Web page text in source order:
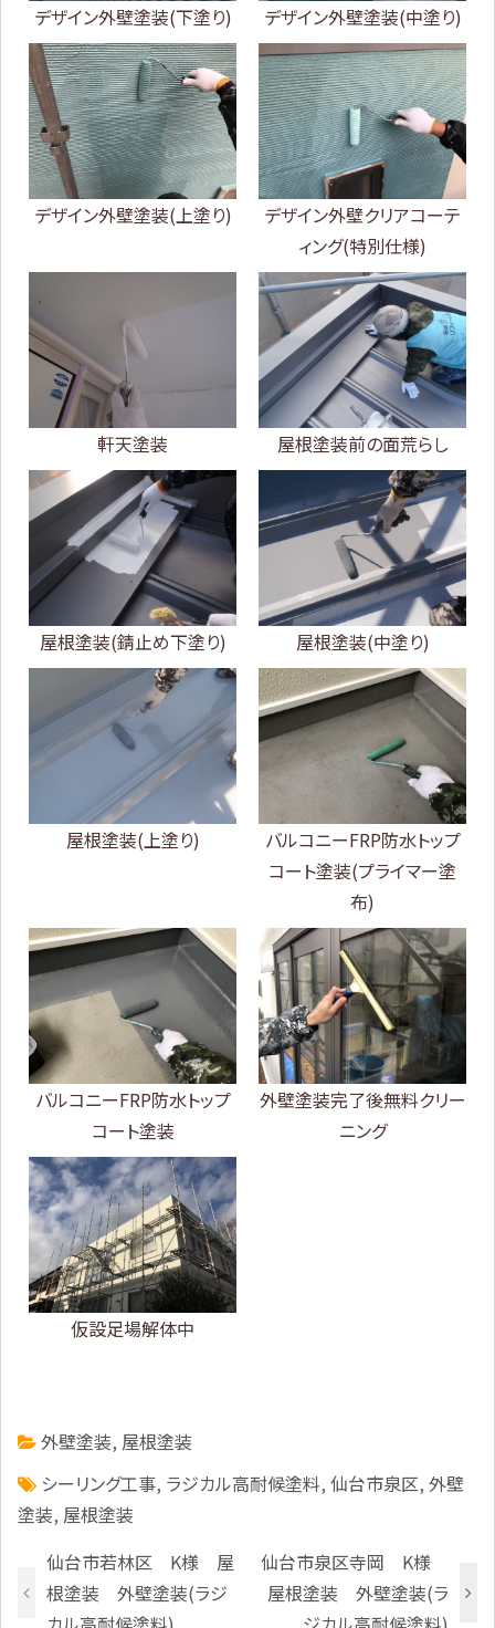
デザイン外壁塗装(下塗り) デザイン外壁塗装(中塗り)
デザイン外壁塗装(上塗り)
デザイン外壁クリアコーテ
ィング(特別仕様)
軒天塗装 屋根塗装前の面荒らし
屋根塗装(錆止め下塗り) 屋根塗装(中塗り)
屋根塗装(上塗り)
バルコニーFRP防水トップ
コート塗装(プライマー塗
布)
バルコニーFRP防水トップ
コート塗装
外壁塗装完了後無料クリー
ニング
仮設足場解体中
外壁塗装, 屋根塗装
シーリング工事, ラジカル高耐候塗料, 仙台市泉区, 外壁
塗装, 屋根塗装
仙台市若林区 K様 屋
根塗装 外壁塗装(ラジ
仙台市泉区寺岡 K様
屋根塗装 外壁塗装(ラ